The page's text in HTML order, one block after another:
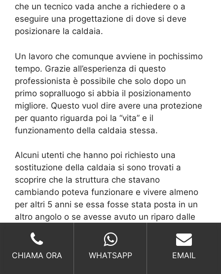
che un tecnico vada anche a richiedere o a
eseguire una progettazione di dove si deve
posizionare la caldaia.
Un lavoro che comunque avviene in pochissimo
tempo. Grazie all’esperienza di questo
professionista è possibile che solo dopo un
primo sopralluogo si abbia il posizionamento
migliore. Questo vuol dire avere una protezione
per quanto riguarda poi la “vita” e il
funzionamento della caldaia stessa.
Alcuni utenti che hanno poi richiesto una
sostituzione della caldaia si sono trovati a
scoprire che la struttura che stavano
cambiando poteva funzionare e vivere almeno
per altri 5 anni se essa fosse stata posta in un
altro angolo o se avesse avuto un riparo dalle
avere un professionista al proprio fianco,
specialmente in queste situazioni.
CHIAMA ORA WHATSAPP EMAIL